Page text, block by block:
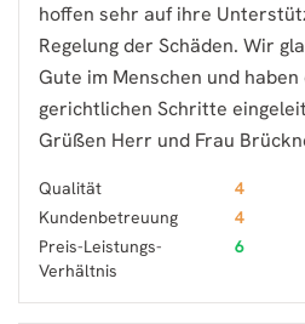
hoffen sehr auf ihre
Regelung der Schäden. Wir
Gute im Menschen und
gerichtlichen Schritte
Grüßen Herr und Frau
Qualität
4
Kundenbetreuung
4
Preis-Leistungs-
Verhältnis
6